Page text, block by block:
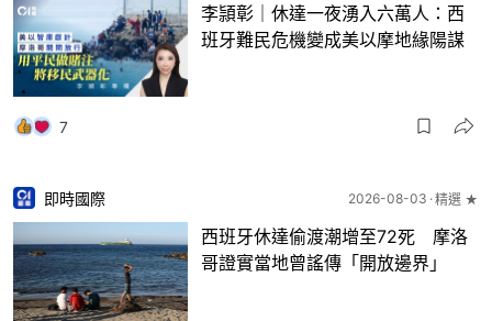
李頴彰｜休達一夜湧入六萬人：西
班牙難民危機變成美以摩地緣陽謀
7
即時國際 2026-08-03 精選 ★
西班牙休達偷渡潮增至72死 摩洛
哥證實當地曾謠傳「開放邊界」